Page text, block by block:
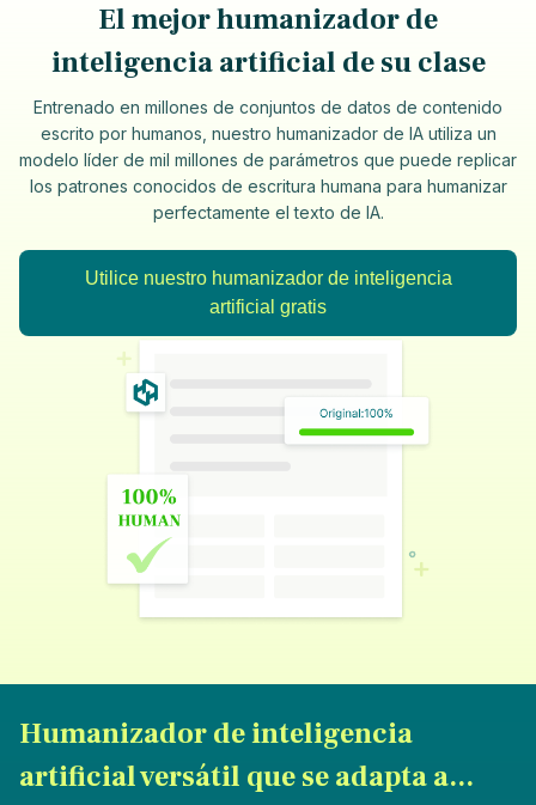
El mejor humanizador de
inteligencia artificial de su clase
Entrenado en millones de conjuntos de datos de contenido
escrito por humanos, nuestro humanizador de IA utiliza un
modelo líder de mil millones de parámetros que puede replicar
los patrones conocidos de escritura humana para humanizar
perfectamente el texto de IA.
Utilice nuestro humanizador de inteligencia
artificial gratis
Humanizador de inteligencia
artificial versátil que se adapta a...